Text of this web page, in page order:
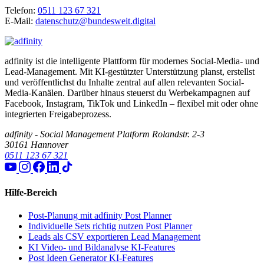
Telefon: 0511 123 67 321
E-Mail: datenschutz@bundesweit.digital
adfinity ist die intelligente Plattform für modernes Social-Media- und
Lead-Management. Mit KI-gestützter Unterstützung planst, erstellst
und veröffentlichst du Inhalte zentral auf allen relevanten Social-
Media-Kanälen. Darüber hinaus steuerst du Werbekampagnen auf
Facebook, Instagram, TikTok und LinkedIn – flexibel mit oder ohne
integrierten Freigabeprozess.
adfinity - Social Management Platform Rolandstr. 2-3
30161 Hannover
0511 123 67 321
Hilfe-Bereich
Post-Planung mit adfinity Post Planner
Individuelle Sets richtig nutzen Post Planner
Leads als CSV exportieren Lead Management
KI Video- und Bildanalyse KI-Features
Post Ideen Generator KI-Features